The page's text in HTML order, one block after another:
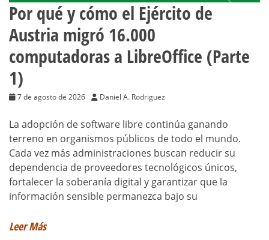
Por qué y cómo el Ejército de
Austria migró 16.000
computadoras a LibreOffice (Parte
1)
7 de agosto de 2026 Daniel A. Rodriguez
La adopción de software libre continúa ganando
terreno en organismos públicos de todo el mundo.
Cada vez más administraciones buscan reducir su
dependencia de proveedores tecnológicos únicos,
fortalecer la soberanía digital y garantizar que la
información sensible permanezca bajo su
Leer Más